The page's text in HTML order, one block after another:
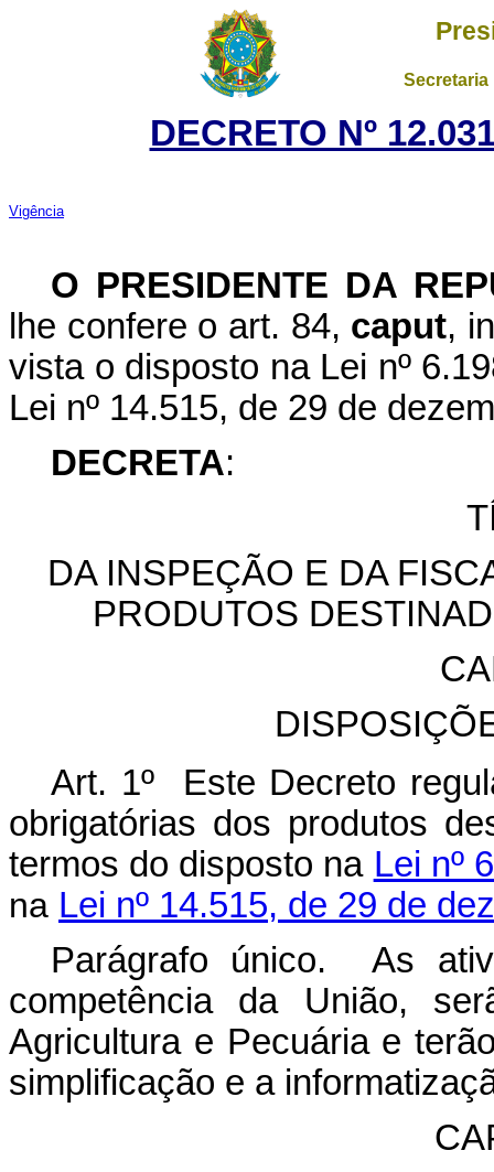
DECRETO Nº
Vigência
O PRESIDENTE DA
lhe confere o art. 84, caput,
vista o disposto na Lei nº
Lei nº 14.515, de 29 de
DECRETA:
DA INSPEÇÃO E DA
PRODUTOS
Art. 1º Este Decreto
obrigatórias dos produtos
termos do disposto na Lei nº
na Lei nº 14.515, de 29 de
Parágrafo único. As
competência da União,
Agricultura e Pecuária e
simplificação e a